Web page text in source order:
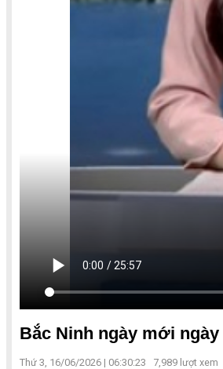
Bắc Ninh ngày mới ngày
Thứ 3, 16/06/2026 | 06:30:23 7,989 lượt xem